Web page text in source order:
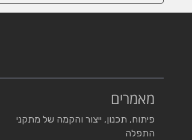
מאמרים
פיתוח, תכנון, ייצור והקמה של מתקני
התפלה